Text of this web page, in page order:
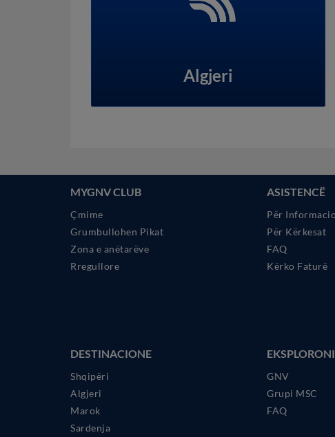
Algjeri
MYGNV CLUB
Çmime
Grumbullohen Pikat
Zona e anëtarëve
Rregullore
ASISTENCË
Për
Për Kërkesat
FAQ
Kërko Faturë
DESTINACIONE
Shqipëri
Algjeri
Marok
Sardenja
EKSPLORONI
GNV
Grupi MSC
FAQ